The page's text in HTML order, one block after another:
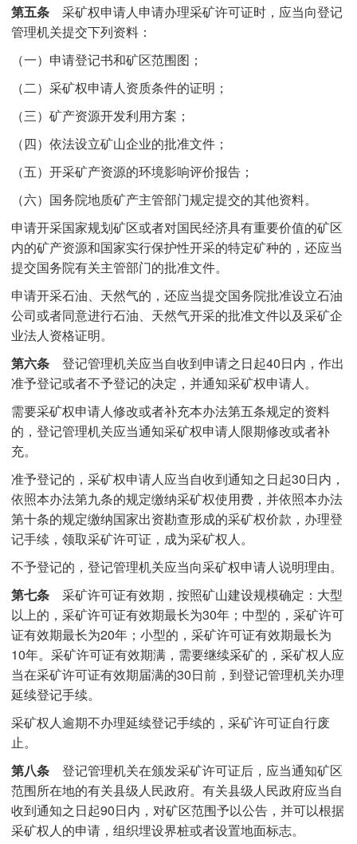
第五条采矿权申请人申请办理采矿许可证时，应当向登记
管理机关提交下列资料：
（一）申请登记书和矿区范围图；
（二）采矿权申请人资质条件的证明；
（三）矿产资源开发利用方案；
（四）依法设立矿山企业的批准文件；
（五）开采矿产资源的环境影响评价报告；
（六）国务院地质矿产主管部门规定提交的其他资料。
申请开采国家规划矿区或者对国民经济具有重要价值的矿区
内的矿产资源和国家实行保护性开采的特定矿种的，还应当
提交国务院有关主管部门的批准文件。
申请开采石油、天然气的，还应当提交国务院批准设立石油
公司或者同意进行石油、天然气开采的批准文件以及采矿企
业法人资格证明。
第六条登记管理机关应当自收到申请之日起40日内，作出
准予登记或者不予登记的决定，并通知采矿权申请人。
需要采矿权申请人修改或者补充本办法第五条规定的资料
的，登记管理机关应当通知采矿权申请人限期修改或者补
充。
准予登记的，采矿权申请人应当自收到通知之日起30日内，
依照本办法第九条的规定缴纳采矿权使用费，并依照本办法
第十条的规定缴纳国家出资勘查形成的采矿权价款，办理登
记手续，领取采矿许可证，成为采矿权人。
不予登记的，登记管理机关应当向采矿权申请人说明理由。
第七条采矿许可证有效期，按照矿山建设规模确定：大型
以上的，采矿许可证有效期最长为30年；中型的，采矿许可
证有效期最长为20年；小型的，采矿许可证有效期最长为
10年。采矿许可证有效期满，需要继续采矿的，采矿权人应
当在采矿许可证有效期届满的30日前，到登记管理机关办理
延续登记手续。
采矿权人逾期不办理延续登记手续的，采矿许可证自行废
止。
第八条登记管理机关在颁发采矿许可证后，应当通知矿区
范围所在地的有关县级人民政府。有关县级人民政府应当自
收到通知之日起90日内，对矿区范围予以公告，并可以根据
采矿权人的申请，组织埋设界桩或者设置地面标志。